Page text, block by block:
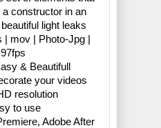
constructor in an
light leaks
| mov | Photo-Jpg |
& Beautifull
your videos
resolution
to use
Adobe After